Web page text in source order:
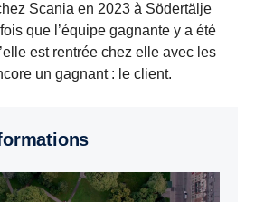
Scania en 2023 à Södertälje
que l’équipe gagnante y a été
est rentrée chez elle avec les
un gagnant : le client.